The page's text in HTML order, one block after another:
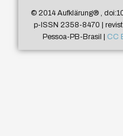
© 2014 Aufklärung®,
p-ISSN 2358-8470 |
Pessoa-PB-Brasil | CC